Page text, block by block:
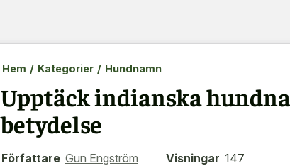
Hem / Kategorier / Hundnamn
Upptäck indianska
betydelse
Författare Gun Engström Visningar 147